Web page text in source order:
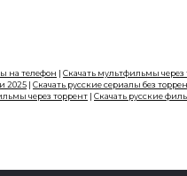
на телефон | Скачать мультфильмы через
2025 | Скачать русские сериалы без
через торрент | Скачать русские